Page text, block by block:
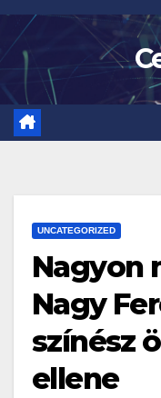
Skip
content
UNCATEGORIZED
Nagyon
Nagy
színész
ellene